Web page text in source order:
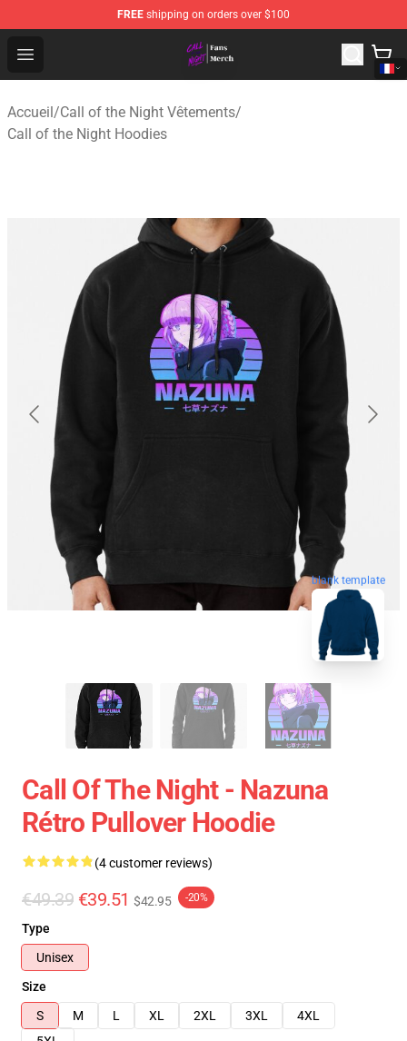
FREE shipping on orders over $100
Open menu
Call of the Night Store - Official Call of the Night
Accueil/Call of the Night Vêtements/
Call of the Night Hoodies
blank template
Call Of The Night - Nazuna
Rétro Pullover Hoodie
(4 customer reviews)
€49.39 €39.51 $42.95 -20%
Type
Unisex
Size
S
M L XL 2XL 3XL
4XL